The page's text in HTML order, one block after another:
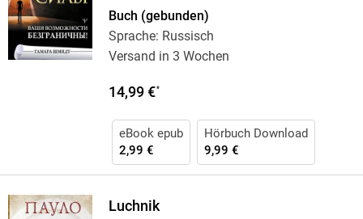
Buch (gebunden)
Sprache: Russisch
Versand in 3 Wochen
14,99 €*
eBook epub
2,99 €
Hörbuch Download
9,99 €
Luchnik